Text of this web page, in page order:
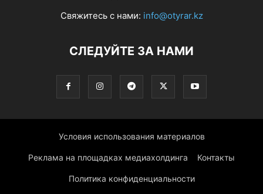
Свяжитесь с нами: info@otyrar.kz
СЛЕДУЙТЕ ЗА НАМИ
Условия использования материалов
Реклама на площадках медиахолдинга Контакты
Политика конфиденциальности